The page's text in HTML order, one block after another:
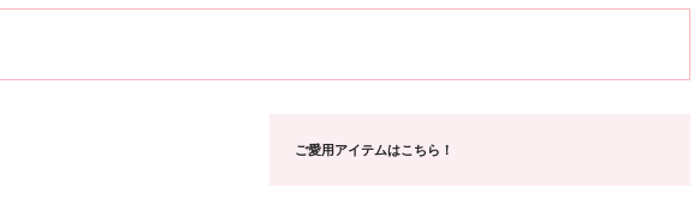
ご愛用アイテムはこちら！